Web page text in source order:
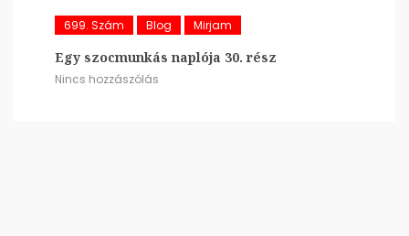
699. Szám Blog Mirjam
Egy szocmunkás naplója 30. rész
Nincs hozzászólás